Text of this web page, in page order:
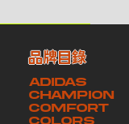
安排繳付貨款訂金以
將隨即開始製作 5
安排貨款餘額及提取
聯絡 - 貴客的付款
編號 ）交予4AM 團
外費用，一概不歸屬
後 3 個工作天內安排
｜即日完成配送
件運送需要多於2－
個工作天內安排提取
有關貨款訂金將不予歸
ADIDAS
CHAMPION
COMFORT
COLORS
品牌目錄